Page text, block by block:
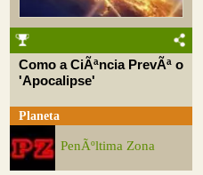
Como a CiÃªncia PrevÃª o
'Apocalipse'
Planeta
PenÃºltima Zona